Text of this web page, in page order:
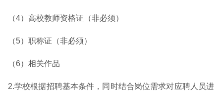
（4）高校教师资格证（非必须）
（5）职称证（非必须）
（6）相关作品
2.学校根据招聘基本条件，同时结合岗位需求对应聘人员进